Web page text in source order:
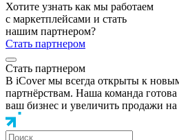
Хотите узнать как мы работаем
с маркетплейсами и стать
нашим партнером?
Стать партнером
Стать партнером
В iCover мы всегда открыты к
партнёрствам. Наша команда
ваш бизнес и увеличить продажи на